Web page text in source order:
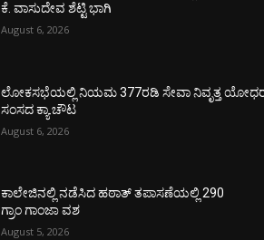
ಕೆ. ವಾಸುದೇವ ಶೆಟ್ಟಿ ಭಾಗಿ
August 6, 2026
ಲೋಕಸಭೆಯಲ್ಲಿ ನಿಯಮ 377ರಡಿ ಸೇವಾ ನಿವೃತ್ತ
ಸಂಸದ ಕ್ಯಾ.ಚೌಟ
August 6, 2026
ಕಾಲೇಜಿನಲ್ಲಿ ನಡೆಸಿದ ಹಠಾತ್ ತಪಾಸಣೆಯಲ್ಲಿ 290
ಗ್ರಾಂ ಗಾಂಜಾ ವಶ
August 5, 2026